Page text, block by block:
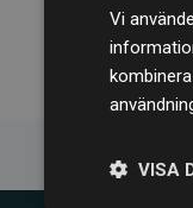
klimatnytta.
Vi
VISA